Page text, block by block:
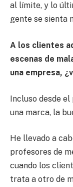
al límite, y lo
gente se sienta
A los clientes
escenas de
una empresa,
Incluso desde
una marca, la
He llevado a
profesores de
cuando los
trata a otro de